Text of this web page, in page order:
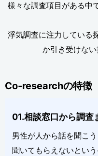
様々な調査項目がある中
浮気調査に注力している
か引き受けない
Co-researchの特徴
01.相談窓口から調査
男性が人から話を聞こ
聞いてもらえないという